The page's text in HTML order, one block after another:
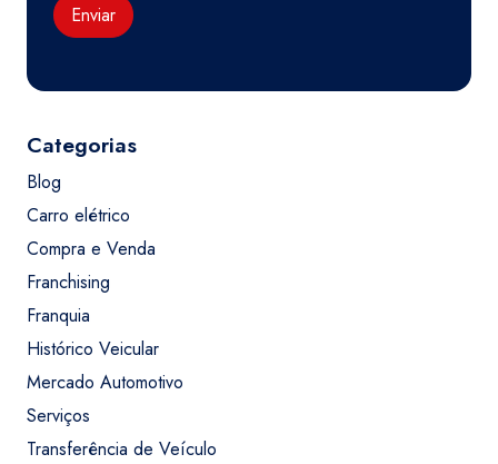
Enviar
Categorias
Blog
Carro elétrico
Compra e Venda
Franchising
Franquia
Histórico Veicular
Mercado Automotivo
Serviços
Transferência de Veículo